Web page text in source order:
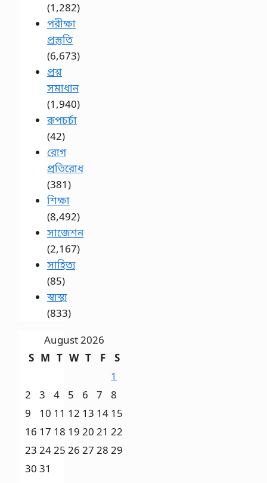
(1,282)
পরীক্ষা
প্রস্তুতি
(6,673)
প্রশ্ন
সমাধান
(1,940)
রূপচর্চা
(42)
রোগ
প্রতিরোধ
(381)
শিক্ষা
(8,492)
সাজেশন
(2,167)
সাহিত্য
(85)
স্বাস্থ্য
(833)
August 2026
S M T W T F
S
1
2
3 4 5 6 7
8
9
10 11 12 13 14 15
16 17 18 19 20 21 22
23 2425 26 27 28 29
30 31